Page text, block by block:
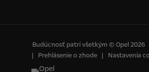
Budúcnosť patrí všetkým © Opel 2026
Prehlásenie o zhode
Nastavenia